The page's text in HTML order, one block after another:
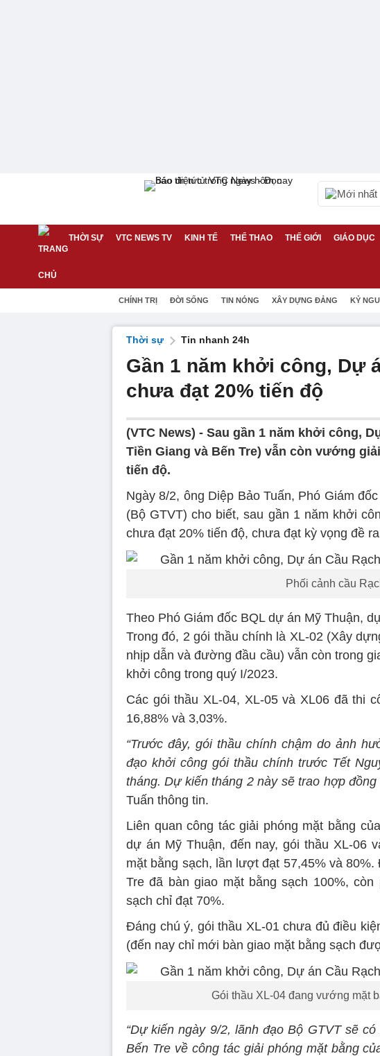
Mới nhất
THỜI SỰ VTC NEWS TV KINH TẾ THỂ THAO THẾ GIỚI GIÁO DỤC
CHÍNH TRỊ ĐỜI SỐNG TIN NÓNG XÂY DỰNG ĐẢNG KỶ
Thời sự Tin nhanh 24h
Gần 1 năm khởi công, Dự
chưa đạt 20% tiến độ
(VTC News) - Sau gần 1 năm khởi công,
Tiền Giang và Bến Tre) vẫn còn vướng
tiến độ.
Ngày 8/2, ông Diệp Bảo Tuấn, Phó Giám
(Bộ GTVT) cho biết, sau gần 1 năm khởi
chưa đạt 20% tiến độ, chưa đạt kỳ vọng đề
Phối cảnh cầu
Theo Phó Giám đốc BQL dự án Mỹ Thuận,
Trong đó, 2 gói thầu chính là XL-02 (Xây
nhịp dẫn và đường đầu cầu) vẫn còn trong
khởi công trong quý I/2023.
Các gói thầu XL-04, XL-05 và XL06 đã thi
16,88% và 3,03%.
“Trước đây, gói thầu chính chậm do ảnh
đạo khởi công gói thầu chính trước Tết
tháng. Dự kiến tháng 2 này sẽ trao hợp đồng
Tuấn thông tin.
Liên quan công tác giải phóng mặt bằng
dự án Mỹ Thuận, đến nay, gói thầu XL-06
mặt bằng sạch, lần lượt đạt 57,45% và
Tre đã bàn giao mặt bằng sạch 100%,
sạch chỉ đạt 70%.
Đáng chú ý, gói thầu XL-01 chưa đủ điều
(đến nay chỉ mới bàn giao mặt bằng sạch
Gói thầu XL-04 đang vướng mặt
“Dự kiến ngày 9/2, lãnh đạo Bộ GTVT sẽ
Bến Tre về công tác giải phóng mặt bằng